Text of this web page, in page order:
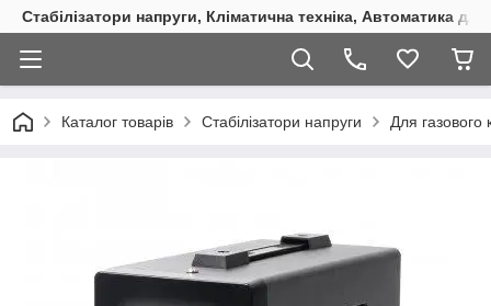
Стабілізатори напруги, Кліматична техніка, Автоматика
Каталог товарів Стабілізатори напруги Для газового